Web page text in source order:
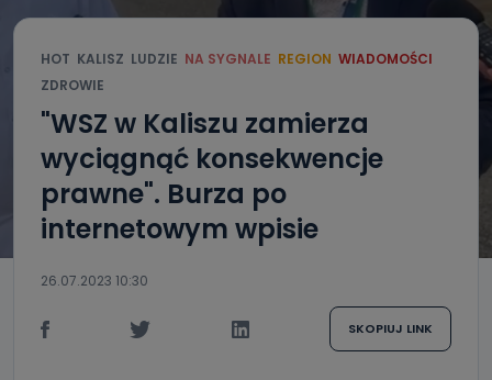
HOT KALISZ LUDZIE NA SYGNALE REGION WIADOMOŚCI
ZDROWIE
"WSZ w Kaliszu zamierza
wyciągnąć konsekwencje
prawne". Burza po
internetowym wpisie
26.07.2023 10:30
SKOPIUJ LINK